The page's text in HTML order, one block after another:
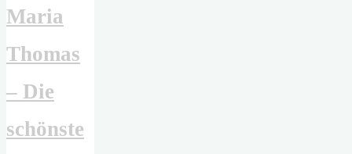
Maria
Thomas
– Die
schönste